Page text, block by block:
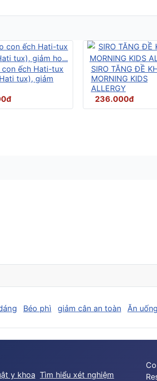
con ếch Hati-tux
tux), giảm
SIRO TĂNG ĐỀ
MORNING KIDS
ALLERGY
236.000đ
Béo phì giảm cân an toàn Ăn
y khoa Tìm hiểu xét nghiệm